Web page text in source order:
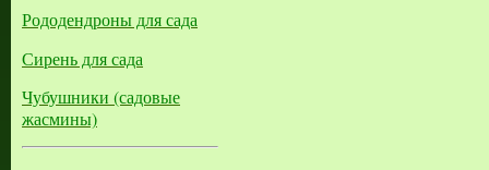
Рододендроны для сада
Сирень для сада
Чубушники (садовые
жасмины)